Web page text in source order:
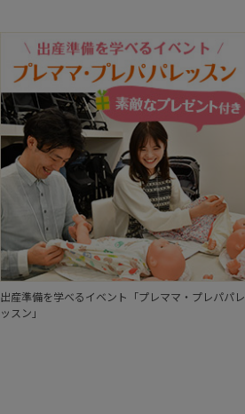
出産準備を学べるイベント「プレママ・プレパパレ
ッスン」